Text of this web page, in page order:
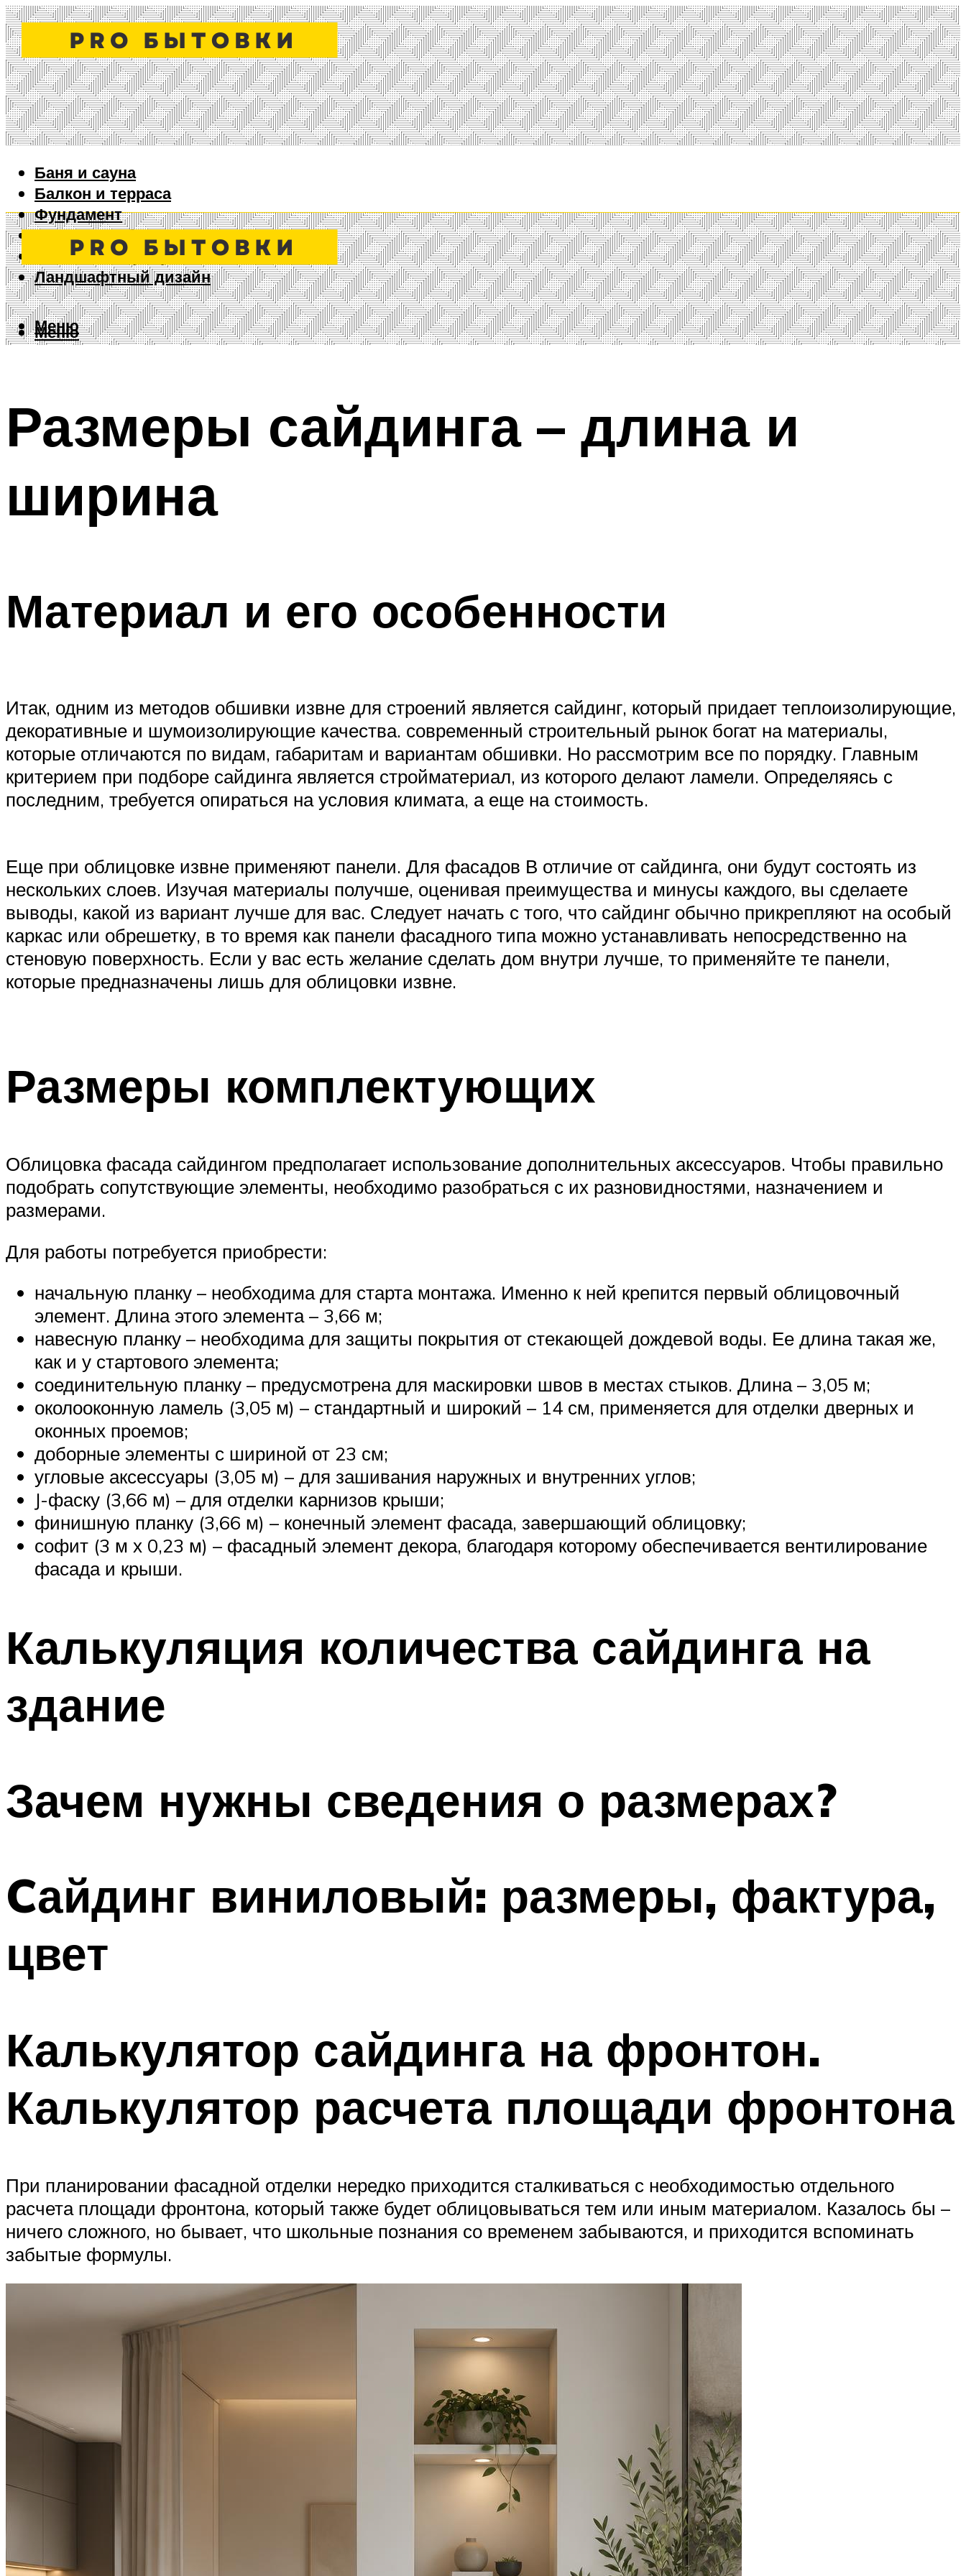
Баня и сауна
Балкон и терраса
Фундамент
Ворота и забор
Дизайн интерьера
Ландшафтный дизайн
Меню
Меню
Размеры сайдинга – длина и
ширина
Материал и его особенности
Итак, одним из методов обшивки извне для строений является сайдинг, который придает теплоизолирующие,
декоративные и шумоизолирующие качества. современный строительный рынок богат на материалы,
которые отличаются по видам, габаритам и вариантам обшивки. Но рассмотрим все по порядку. Главным
критерием при подборе сайдинга является стройматериал, из которого делают ламели. Определяясь с
последним, требуется опираться на условия климата, а еще на стоимость.
Еще при облицовке извне применяют панели. Для фасадов В отличие от сайдинга, они будут состоять из
нескольких слоев. Изучая материалы получше, оценивая преимущества и минусы каждого, вы сделаете
выводы, какой из вариант лучше для вас. Следует начать с того, что сайдинг обычно прикрепляют на особый
каркас или обрешетку, в то время как панели фасадного типа можно устанавливать непосредственно на
стеновую поверхность. Если у вас есть желание сделать дом внутри лучше, то применяйте те панели,
которые предназначены лишь для облицовки извне.
Размеры комплектующих
Облицовка фасада сайдингом предполагает использование дополнительных аксессуаров. Чтобы правильно
подобрать сопутствующие элементы, необходимо разобраться с их разновидностями, назначением и
размерами.
Для работы потребуется приобрести:
начальную планку – необходима для старта монтажа. Именно к ней крепится первый облицовочный
элемент. Длина этого элемента – 3,66 м;
навесную планку – необходима для защиты покрытия от стекающей дождевой воды. Ее длина такая же,
как и у стартового элемента;
соединительную планку – предусмотрена для маскировки швов в местах стыков. Длина – 3,05 м;
околооконную ламель (3,05 м) – стандартный и широкий – 14 см, применяется для отделки дверных и
оконных проемов;
доборные элементы с шириной от 23 см;
угловые аксессуары (3,05 м) – для зашивания наружных и внутренних углов;
J-фаску (3,66 м) – для отделки карнизов крыши;
финишную планку (3,66 м) – конечный элемент фасада, завершающий облицовку;
софит (3 м х 0,23 м) – фасадный элемент декора, благодаря которому обеспечивается вентилирование
фасада и крыши.
Калькуляция количества сайдинга на
здание
Зачем нужны сведения о размерах?
Cайдинг виниловый: размеры, фактура,
цвет
Калькулятор сайдинга на фронтон.
Калькулятор расчета площади фронтона
При планировании фасадной отделки нередко приходится сталкиваться с необходимостью отдельного
расчета площади фронтона, который также будет облицовываться тем или иным материалом. Казалось бы –
ничего сложного, но бывает, что школьные познания со временем забываются, и приходится вспоминать
забытые формулы.